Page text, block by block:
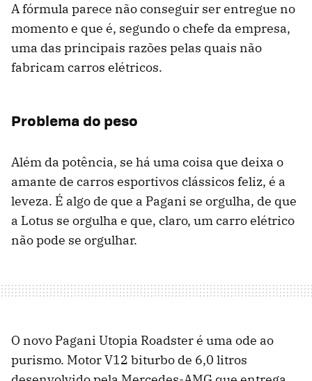
A fórmula parece não conseguir ser entregue no
momento e que é, segundo o chefe da empresa,
uma das principais razões pelas quais não
fabricam carros elétricos.
Problema do peso
Além da potência, se há uma coisa que deixa o
amante de carros esportivos clássicos feliz, é a
leveza. É algo de que a Pagani se orgulha, de que
a Lotus se orgulha e que, claro, um carro elétrico
não pode se orgulhar.
O novo Pagani Utopia Roadster é uma ode ao
purismo. Motor V12 biturbo de 6,0 litros